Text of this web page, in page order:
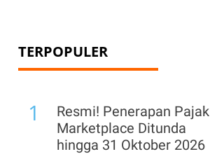
TERPOPULER
1
Resmi! Penerapan Pajak
Marketplace Ditunda
hingga 31 Oktober 2026